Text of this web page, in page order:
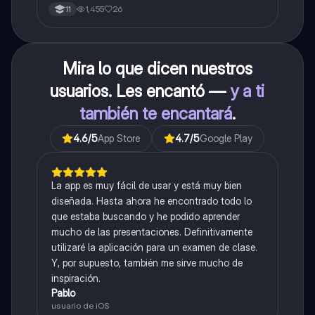
11 1,455 26
Mira lo que dicen nuestros
usuarios. Les encantó —y a ti
también te encantará.
4.6/5App Store 4.7/5Google Play
La app es muy fácil de usar y está muy bien
diseñada. Hasta ahora he encontrado todo lo
que estaba buscando y he podido aprender
mucho de las presentaciones. Definitivamente
utilizaré la aplicación para un examen de clase.
Y, por supuesto, también me sirve mucho de
inspiración.
Pablo
usuario de iOS